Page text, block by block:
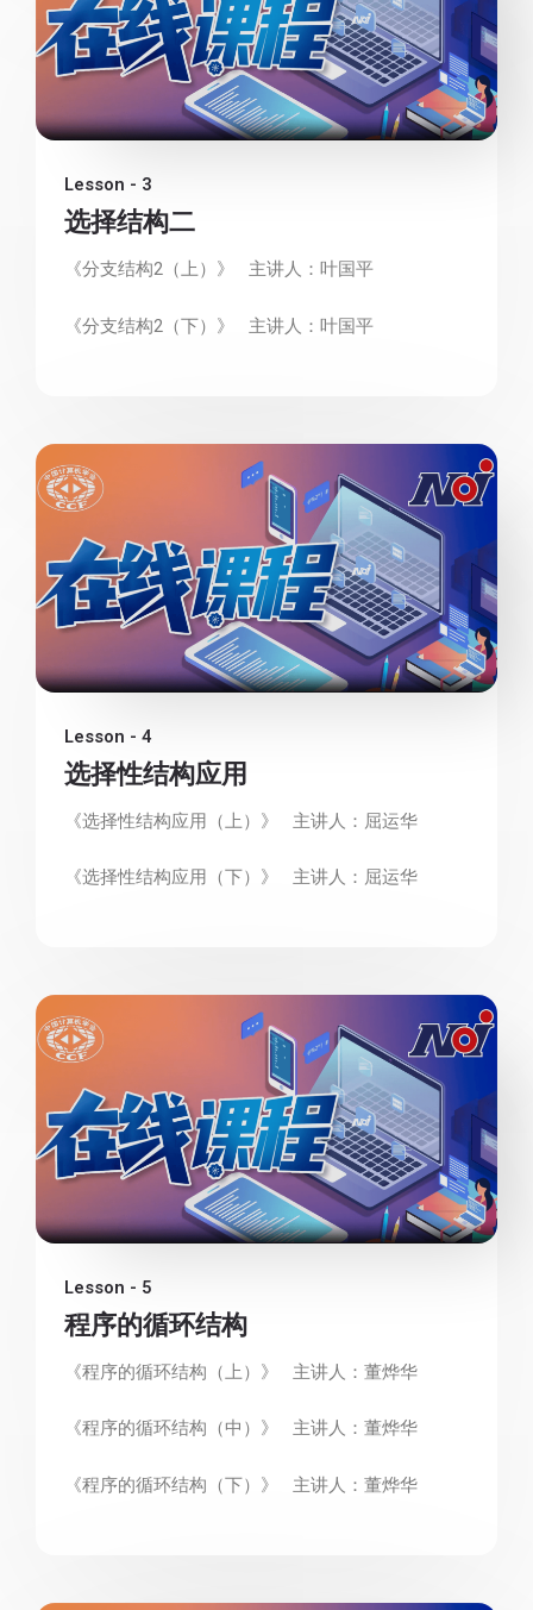
Lesson - 3
选择结构二
《分支结构2（上）》 主讲人：叶国平
《分支结构2（下）》 主讲人：叶国平
Lesson - 4
选择性结构应用
《选择性结构应用（上）》 主讲人：屈运华
《选择性结构应用（下）》 主讲人：屈运华
Lesson - 5
程序的循环结构
《程序的循环结构（上）》 主讲人：董烨华
《程序的循环结构（中）》 主讲人：董烨华
《程序的循环结构（下）》 主讲人：董烨华